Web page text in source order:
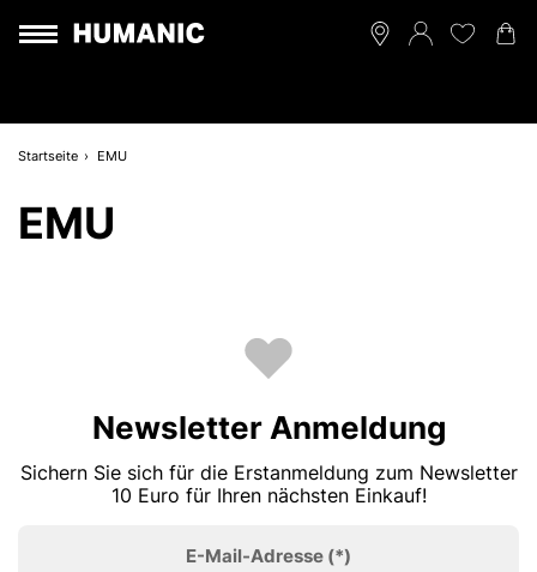
Startseite EMU
EMU
Newsletter Anmeldung
Sichern Sie sich für die Erstanmeldung zum Newsletter
10 Euro für Ihren nächsten Einkauf!
E-Mail-Adresse (*)